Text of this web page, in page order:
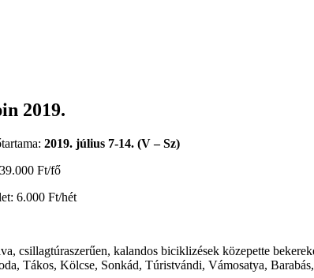
2019.
2019. július 7-14. (V – Sz)
Ft/fő
6.000 Ft/hét
csillagtúraszerűen, kalandos biciklizések közepette
Tákos, Kölcse, Sonkád, Túristvándi, Vámosatya,